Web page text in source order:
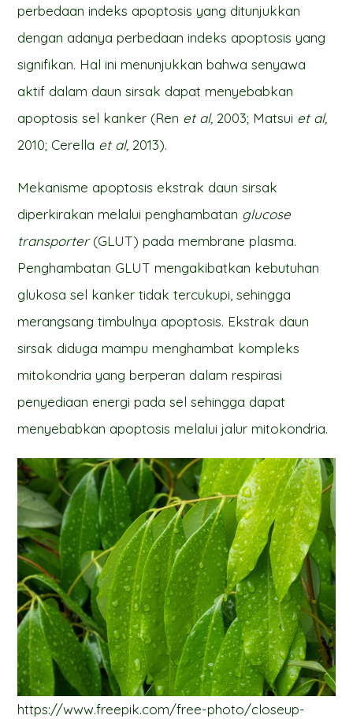
perbedaan indeks apoptosis yang ditunjukkan
dengan adanya perbedaan indeks apoptosis yang
signifikan. Hal ini menunjukkan bahwa senyawa
aktif dalam daun sirsak dapat menyebabkan
apoptosis sel kanker (Ren et al, 2003; Matsui et al,
2010; Cerella et al, 2013).
Mekanisme apoptosis ekstrak daun sirsak
diperkirakan melalui penghambatan glucose
transporter(GLUT) pada membrane plasma.
Penghambatan GLUT mengakibatkan kebutuhan
glukosa sel kanker tidak tercukupi, sehingga
merangsang timbulnya apoptosis. Ekstrak daun
sirsak diduga mampu menghambat kompleks
mitokondria yang berperan dalam respirasi
penyediaan energi pada sel sehingga dapat
menyebabkan apoptosis melalui jalur mitokondria.
https://www.freepik.com/free-photo/closeup-